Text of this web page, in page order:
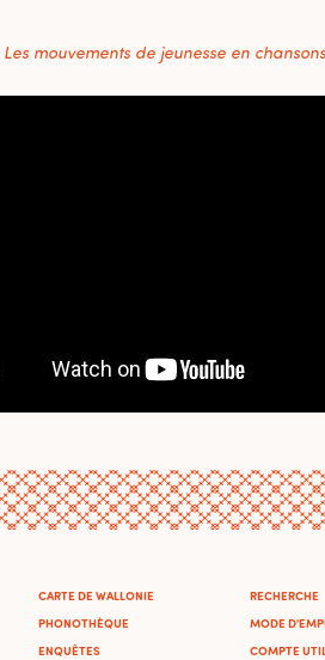
Les mouvements de jeunesse en chansons
CARTE DE WALLONIE
PHONOTHÈQUE
ENQUÊTES
RECHERCHE
MODE
COMPTE